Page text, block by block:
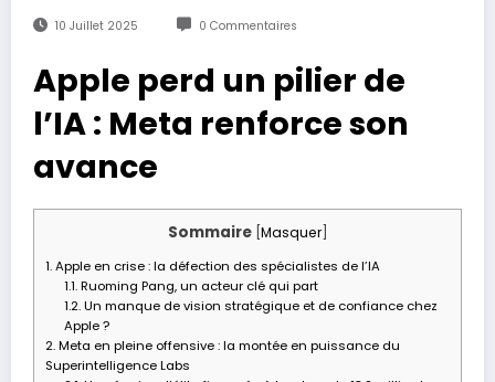
10 Juillet 2025 0 Commentaires
Apple perd un pilier de
l’IA : Meta renforce son
avance
Sommaire Masquer]
1.Apple en crise : la défection des spécialistes de l’IA
1.1.Ruoming Pang, un acteur clé qui part
1.2.Un manque de vision stratégique et de confiance chez
Apple ?
2.Meta en pleine offensive : la montée en puissance du
Superintelligence Labs